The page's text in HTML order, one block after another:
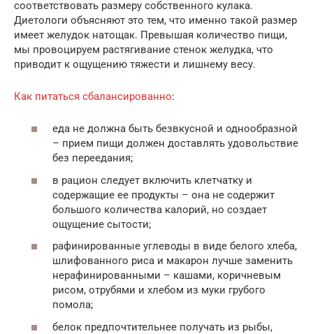
соответствовать размеру собственного кулака.
Диетологи объясняют это тем, что именно такой размер
имеет желудок натощак. Превышая количество пищи,
мы провоцируем растягивание стенок желудка, что
приводит к ощущению тяжести и лишнему весу.
Как питаться сбалансированно:
еда не должна быть безвкусной и однообразной
– прием пищи должен доставлять удовольствие
без переедания;
в рацион следует включить клетчатку и
содержащие ее продукты – она не содержит
большого количества калорий, но создает
ощущение сытости;
рафинированные углеводы в виде белого хлеба,
шлифованного риса и макарон лучше заменить
нерафинированными – кашами, коричневым
рисом, отрубями и хлебом из муки грубого
помола;
белок предпочтительнее получать из рыбы,